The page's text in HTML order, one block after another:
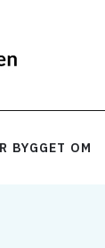
BYGGET OM